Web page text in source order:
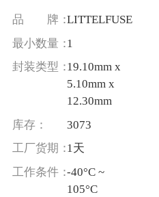
品 牌：LITTELFUSE
最小数量：1
封装类型：19.10mm x
5.10mm x
12.30mm
库存： 3073
工厂货期：1天
工作条件：-40°C ~
105°C